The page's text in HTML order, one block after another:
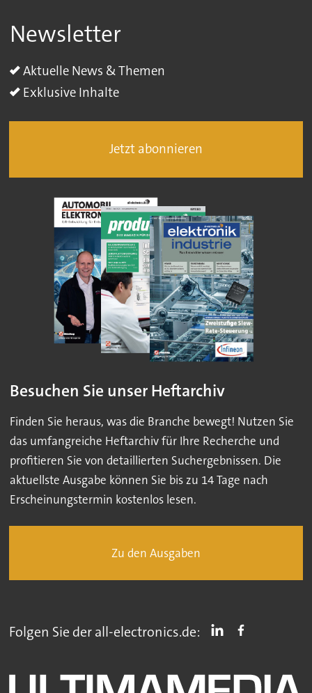
Newsletter
Aktuelle News & Themen
Exklusive Inhalte
Jetzt abonnieren
Besuchen Sie unser Heftarchiv
Finden Sie heraus, was die Branche bewegt! Nutzen Sie
das umfangreiche Heftarchiv für Ihre Recherche und
profitieren Sie von detaillierten Suchergebnissen. Die
aktuellste Ausgabe können Sie bis zu 14 Tage nach
Erscheinungstermin kostenlos lesen.
Zu den Ausgaben
Folgen Sie der all-electronics.de: